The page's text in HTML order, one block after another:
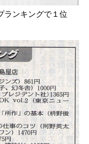
ランキングで１位